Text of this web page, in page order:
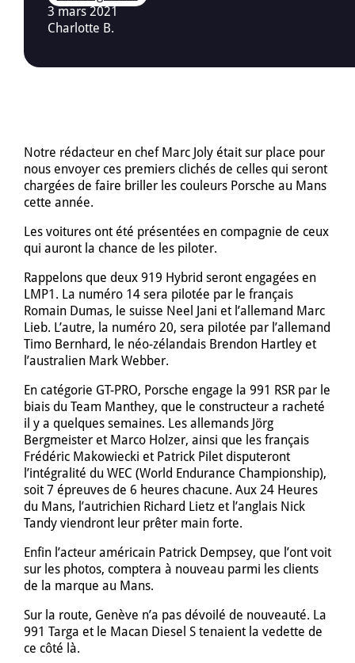
3 mars 2021
Charlotte B.
Notre rédacteur en chef Marc Joly était sur place pour
nous envoyer ces premiers clichés de celles qui seront
chargées de faire briller les couleurs Porsche au Mans
cette année.
Les voitures ont été présentées en compagnie de ceux
qui auront la chance de les piloter.
Rappelons que deux 919 Hybrid seront engagées en
LMP1. La numéro 14 sera pilotée par le français
Romain Dumas, le suisse Neel Jani et l’allemand Marc
Lieb. L’autre, la numéro 20, sera pilotée par l’allemand
Timo Bernhard, le néo-zélandais Brendon Hartley et
l’australien Mark Webber.
En catégorie GT-PRO, Porsche engage la 991 RSR par le
biais du Team Manthey, que le constructeur a racheté
il y a quelques semaines. Les allemands Jörg
Bergmeister et Marco Holzer, ainsi que les français
Frédéric Makowiecki et Patrick Pilet disputeront
l’intégralité du WEC (World Endurance Championship),
soit 7 épreuves de 6 heures chacune. Aux 24 Heures
du Mans, l’autrichien Richard Lietz et l’anglais Nick
Tandy viendront leur prêter main forte.
Enfin l’acteur américain Patrick Dempsey, que l’ont voit
sur les photos, comptera à nouveau parmi les clients
de la marque au Mans.
Sur la route, Genève n’a pas dévoilé de nouveauté. La
991 Targa et le Macan Diesel S tenaient la vedette de
ce côté là.